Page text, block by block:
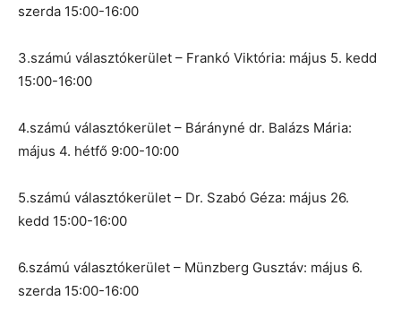
szerda 15:00-16:00
3.számú választókerület – Frankó Viktória: május 5. kedd
15:00-16:00
4.számú választókerület – Bárányné dr. Balázs Mária:
május 4. hétfő 9:00-10:00
5.számú választókerület – Dr. Szabó Géza: május 26.
kedd 15:00-16:00
6.számú választókerület – Münzberg Gusztáv: május 6.
szerda 15:00-16:00